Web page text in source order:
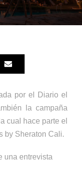
por el Diario el
la campaña
cual hace parte el
by Sheraton Cali.
una entrevista